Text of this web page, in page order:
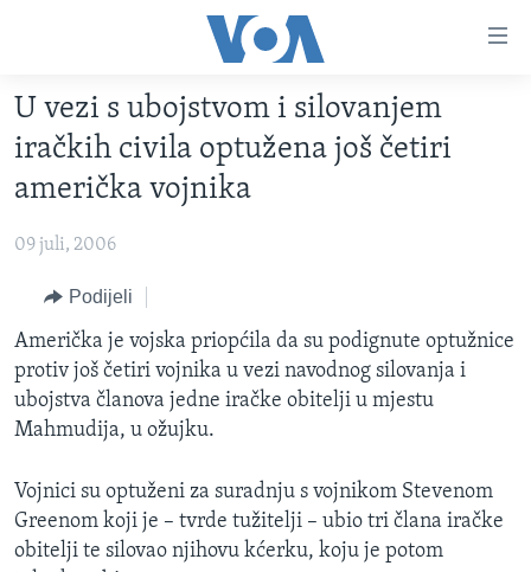
glavni
sadržaj
na
glavnu
navigaciju
pretragu
FOTOGRAFIJE DANA
VIJESTI
SJEDINJENE AMERIČKE DRŽAVE
BOSNA I HERCEGOVINA
SVIJET
NAUKA I TEHNOLOGIJA
SPECIJALNI PROJEKTI
KORUPCIJA
SLOBODA MEDIJA
IZBJEGLIČKA STRANA
MAGAZIN
U vezi s ubojstvom i silovanjem
iračkih civila optužena još četiri
američka vojnika
09 juli, 2006
Podijeli
Američka je vojska priopćila da su podignute optužnice
protiv još četiri vojnika u vezi navodnog silovanja i
ubojstva članova jedne iračke obitelji u mjestu
Mahmudija, u ožujku.
Vojnici su optuženi za suradnju s vojnikom Stevenom
Greenom koji je – tvrde tužitelji – ubio tri člana iračke
obitelji te silovao njihovu kćerku, koju je potom